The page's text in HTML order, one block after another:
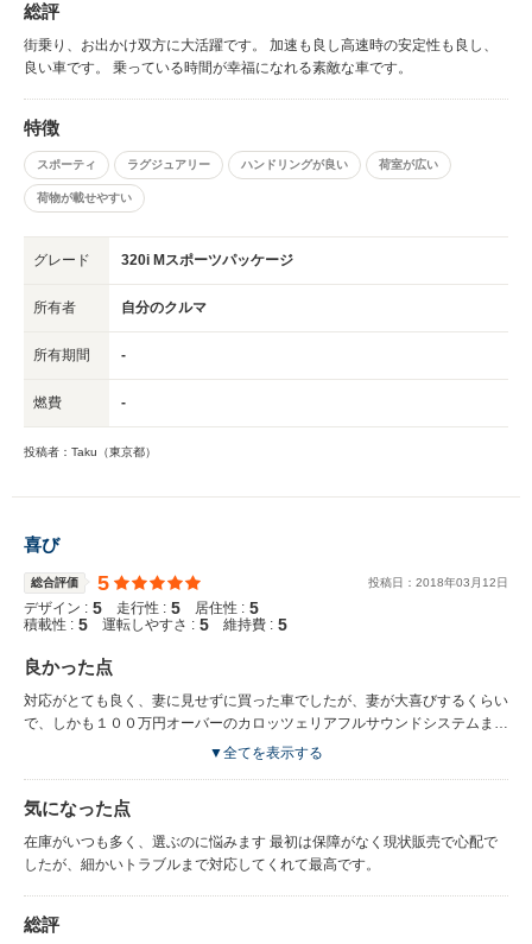
総評
街乗り、お出かけ双方に大活躍です。 加速も良し高速時の安定性も良し、
良い車です。 乗っている時間が幸福になれる素敵な車です。
特徴
スポーティ ラグジュアリー ハンドリングが良い 荷室が広い
荷物が載せやすい
グレード 320i Mスポーツパッケージ
所有者 自分のクルマ
所有期間 -
燃費 -
投稿者：Taku（東京都）
喜び
総合評価 5 投稿日： 2018年03 月 12日
デザイン : 5 走行性 : 5 居住性 : 5
積載性 : 5 運転しやすさ : 5 維持費 : 5
良かった点
対応がとても良く、妻に見せずに買った車でしたが、妻が大喜びするくらい
で、しかも１００万円オーバーのカロッツェリアフルサウンドシステムまで
付いていて、最高でした！ それはあんな値段で売ってるくれるなんて最高
願いします！
▼全てを表示する
気になった点
在庫がいつも多く、選ぶのに悩みます 最初は保障がなく現状販売で心配で
したが、細かいトラブルまで対応してくれて最高です。
総評